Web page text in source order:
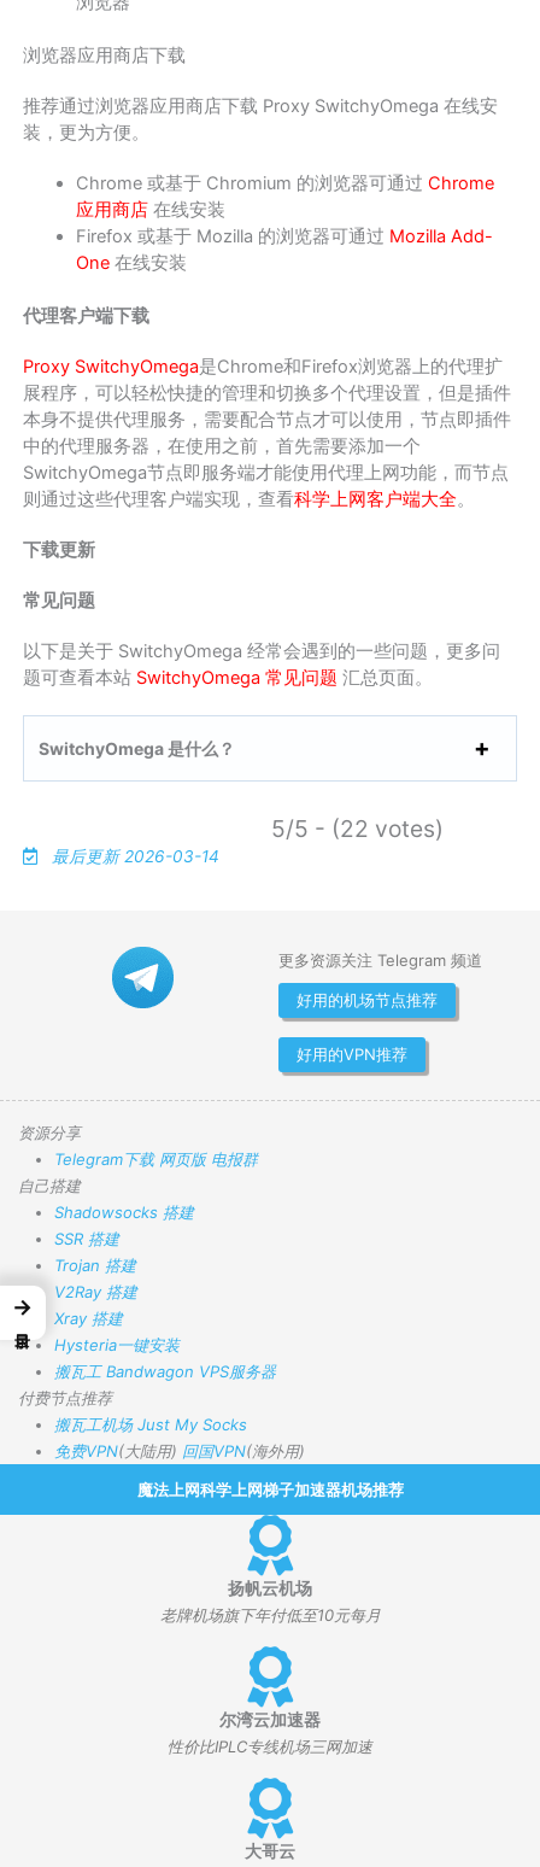
浏览器应用商店下载
推荐通过浏览器应用商店下载 Proxy SwitchyOmega 在线安
装，更为方便。
Chrome 或基于 Chromium 的浏览器可通过 Chrome
应用商店在线安装
Firefox 或基于 Mozilla 的浏览器可通过 Mozilla Add-
One在线安装
代理客户端下载
Proxy SwitchyOmega是Chrome和Firefox浏览器上的代理扩
展程序，可以轻松快捷的管理和切换多个代理设置，但是插件
本身不提供代理服务，需要配合节点才可以使用，节点即插件
中的代理服务器，在使用之前，首先需要添加一个
SwitchyOmega节点即服务端才能使用代理上网功能，而节点
则通过这些代理客户端实现，查看科学上网客户端大全。
下载更新
常见问题
以下是关于 SwitchyOmega 经常会遇到的一些问题，更多问
题可查看本站 SwitchyOmega 常见问题 汇总页面。
SwitchyOmega 是什么？
5/5 - (22 votes)
最后更新 2026-03-14
更多资源关注 Telegram 频道
好用的机场节点推荐
好用的VPN推荐
资源分享
Telegram下载 网页版 电报群
自己搭建
Shadowsocks 搭建
SSR 搭建
Trojan 搭建
V2Ray 搭建
Xray 搭建
Hysteria一键安装
搬瓦工 Bandwagon VPS服务器
付费节点推荐
搬瓦工机场 Just My Socks
免费VPN(大陆用) 回国VPN(海外用)
魔法上网科学上网梯子加速器机场推荐
扬帆云机场
老牌机场旗下年付低至10元每月
尔湾云加速器
性价比IPLC专线机场三网加速
大哥云
→